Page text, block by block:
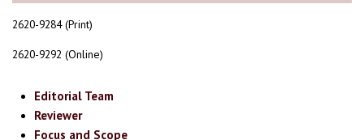
2620-9284 (Print)
2620-9292 (Online)
Editorial Team
Reviewer
Focus and Scope